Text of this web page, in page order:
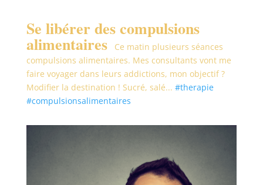
Se libérer des compulsions
alimentaires
Ce matin plusieurs séances
compulsions alimentaires. Mes consultants vont me
faire voyager dans leurs addictions, mon objectif ?
Modifier la destination ! Sucré, salé... #therapie
#compulsionsalimentaires